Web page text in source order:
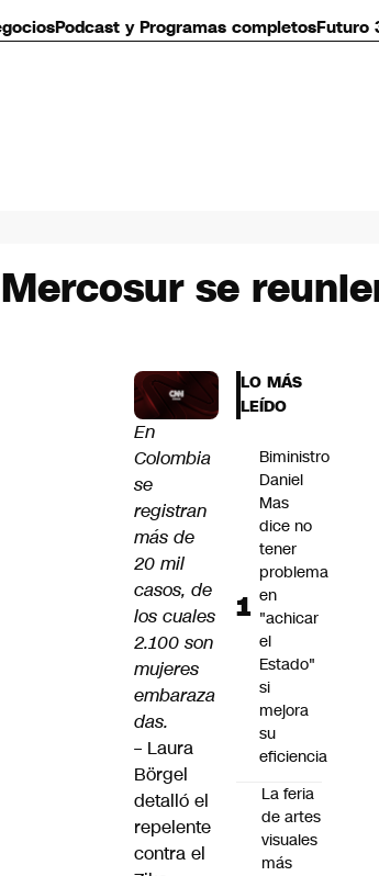
Podcast y Programas completosFuturo
se
En
Colombia
se
registran
más de
20 mil
casos, de
los cuales
2.100 son
mujeres
embaraza
das.
– Laura
Börgel
detalló el
repelente
contra el
LO MÁS
LEÍDO
Biministro
Daniel
Mas
dice no
tener
problema
en
"achicar
el
Estado"
si
mejora
su
eficiencia
La feria
de artes
visuales
más